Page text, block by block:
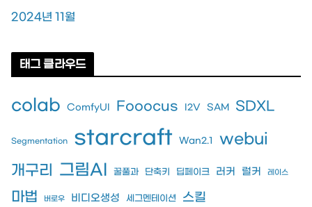
2024년 11월
태그 클라우드
colab ComfyUI Fooocus I2V SAM SDXL
Segmentation starcraft Wan2.1
webui
개구리 그림AI 꿀풀과 단축키 딥페이크 러커 럴커 레이스
마법 버로우 비디오생성 세그멘테이션 스킬